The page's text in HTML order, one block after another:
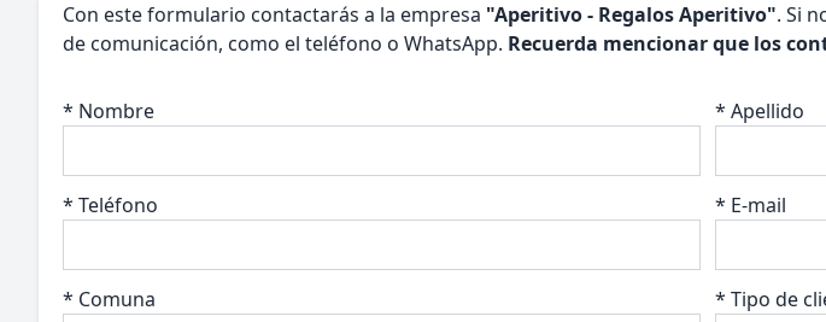
Con este formulario contactarás a la empresa "Aperitivo - Regalos Aperitivo". Si
de comunicación, como el teléfono o WhatsApp. Recuerda mencionar que los
* Nombre
* Apellido
* Teléfono * E-mail
* Comuna * Tipo de